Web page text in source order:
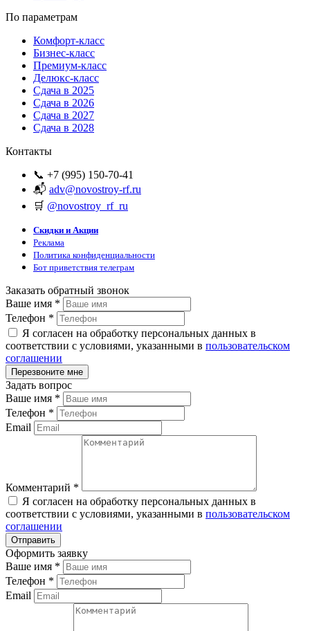
По параметрам
Комфорт-класс
Бизнес-класс
Премиум-класс
Делюкс-класс
Сдача в 2025
Сдача в 2026
Сдача в 2027
Сдача в 2028
Контакты
📞 +7 (995) 150-70-41
📬 adv@novostroy-rf.ru
🛒 @novostroy_rf_ru
Скидки и Акции
Реклама
Политика конфиденциальности
Бот приветствия телеграм
Заказать обратный звонок
Ваше имя *
Телефон *
Я согласен на обработку персональных данных в
соответствии с условиями, указанными в пользовательском
соглашении
Задать вопрос
Ваше имя *
Телефон *
Email
Комментарий *
Я согласен на обработку персональных данных в
соответствии с условиями, указанными в пользовательском
соглашении
Оформить заявку
Ваше имя *
Телефон *
Email